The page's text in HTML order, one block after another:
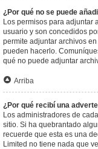
¿Por qué no se puede
Los permisos para adjuntar
usuario y son concedidos
permite adjuntar archivos
pueden hacerlo.
qué no puede adjuntar
Arriba
¿Por qué recibí una
Los administradores de
sitio. Si ha quebrantado
recuerde que esta es una
Limited no tiene nada que